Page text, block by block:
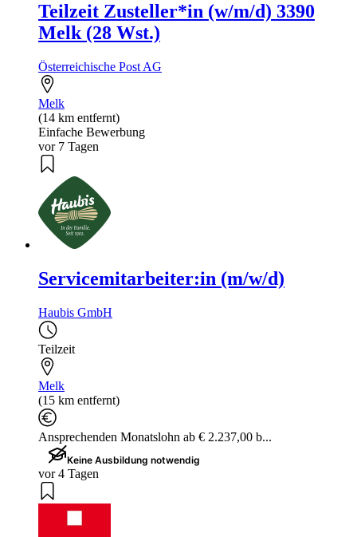
Teilzeit Zusteller*in (w/m/d) 3390
Melk (28 Wst.)
Österreichische Post AG
Melk
(14 km entfernt)
Einfache Bewerbung
vor 7 Tagen
Servicemitarbeiter:in (m/w/d)
Haubis GmbH
Teilzeit
Melk
(15 km entfernt)
Ansprechenden Monatslohn ab € 2.237,00 b...
Keine Ausbildung notwendig
vor 4 Tagen